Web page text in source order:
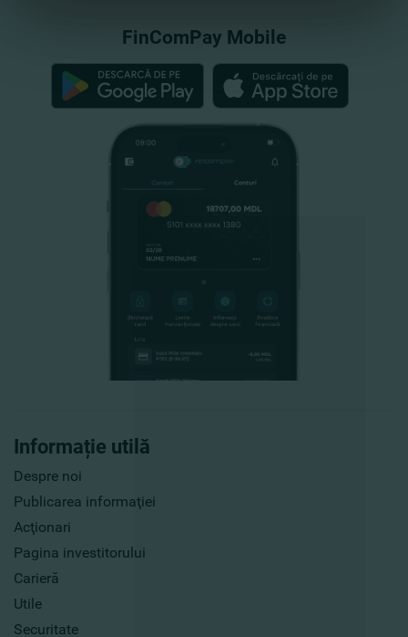
Informație utilă
Despre noi
Publicarea informaţiei
Acţionari
Pagina investitorului
Carieră
Utile
Securitate
FinComPay Mobile